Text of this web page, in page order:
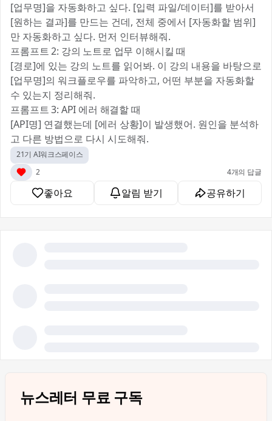
[업무명]을 자동화하고 싶다. [입력 파일/데이터]를 받아서
[원하는 결과]를 만드는 건데, 전체 중에서 [자동화할 범위]
만 자동화하고 싶다. 먼저 인터뷰해줘.
프롬프트 2: 강의 노트로 업무 이해시킬 때
[경로]에 있는 강의 노트를 읽어봐. 이 강의 내용을 바탕으로
[업무명]의 워크플로우를 파악하고, 어떤 부분을 자동화할
수 있는지 정리해줘.
프롬프트 3: API 에러 해결할 때
[API명] 연결했는데 [에러 상황]이 발생했어. 원인을 분석하
고 다른 방법으로 다시 시도해줘.
21기 AI워크스페이스
2
4개의 답글
좋아요 알림 받기 공유하기
뉴스레터 무료 구독